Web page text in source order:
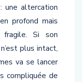
une altercation
profond mais
fragile. Si son
plus intact,
va se lancer
compliquée de